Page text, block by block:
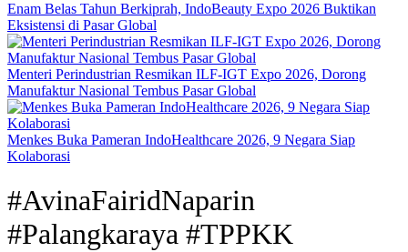
Enam Belas Tahun Berkiprah, IndoBeauty Expo 2026 Buktikan
Eksistensi di Pasar Global
Menteri Perindustrian Resmikan ILF-IGT Expo 2026, Dorong
Manufaktur Nasional Tembus Pasar Global
Menkes Buka Pameran IndoHealthcare 2026, 9 Negara Siap
Kolaborasi
#AvinaFairidNaparin
#Palangkaraya #TPPKK